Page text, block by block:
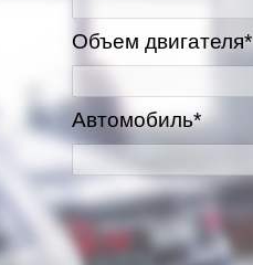
Объем двигателя*
Автомобиль*